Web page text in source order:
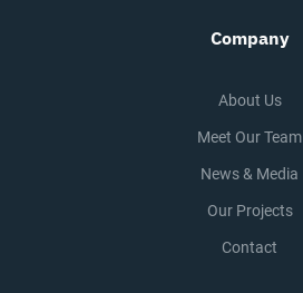
Company
About Us
Meet Our Team
News & Media
Our Projects
Contact